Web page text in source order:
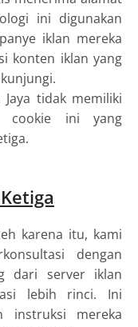
ini digunakan
iklan mereka
konten iklan yang
tidak memiliki
cookie ini yang
karena itu, kami
dengan
dari server iklan
lebih rinci. Ini
instruksi mereka